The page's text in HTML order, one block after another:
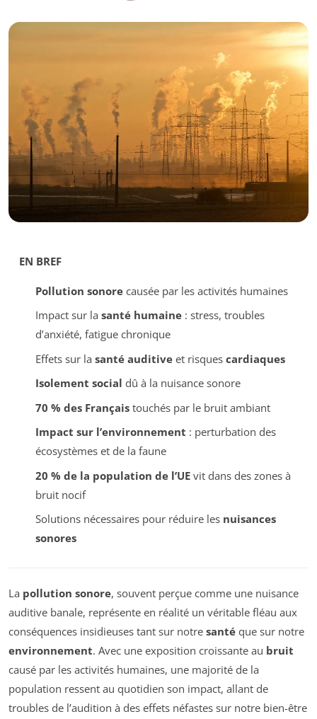
EN BREF
Pollution sonorecausée par les activités humaines
Impact sur la santé humaine: stress, troubles
d’anxiété, fatigue chronique
Effets sur la santé auditiveet risques cardiaques
Isolement social dû à la nuisance sonore
70 % des Françaistouchés par le bruit ambiant
Impact sur l’environnement : perturbation des
écosystèmes et de la faune
20 % de la population de l’UEvit dans des zones à
bruit nocif
Solutions nécessaires pour réduire les nuisances
sonores
La pollution sonore, souvent perçue comme une nuisance
auditive banale, représente en réalité un véritable fléau aux
conséquences insidieuses tant sur notre santé que sur notre
environnement. Avec une exposition croissante au bruit
causé par les activités humaines, une majorité de la
population ressent au quotidien son impact, allant de
troubles de l’audition à des effets néfastes sur notre bien-être